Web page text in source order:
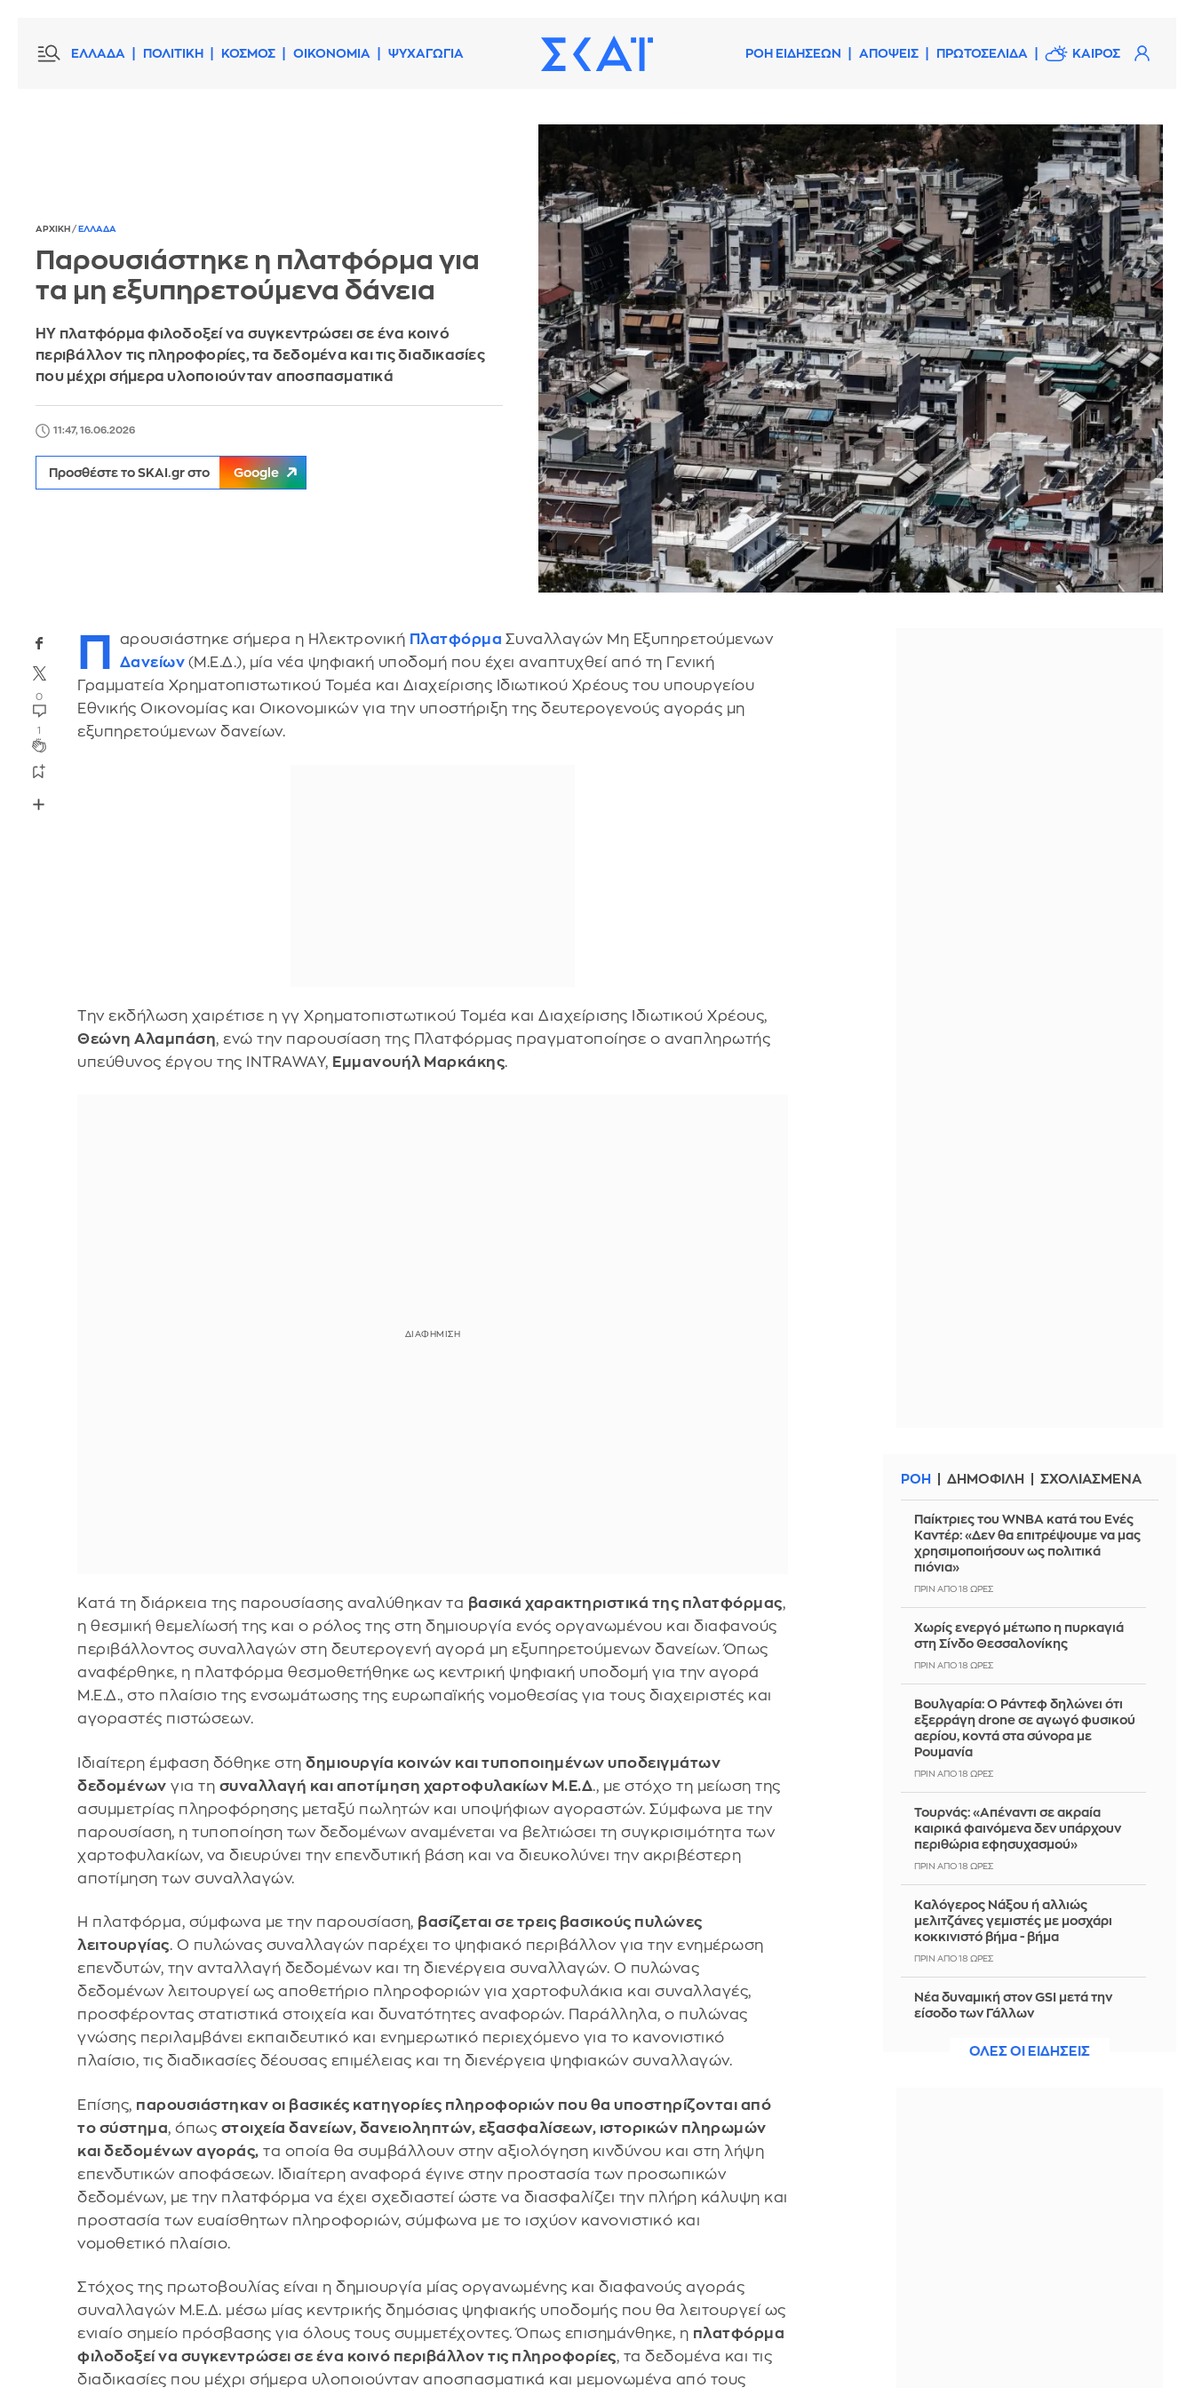
ΕΛΛΑΔΑ ΠΟΛΙΤΙΚΗ ΚΟΣΜΟΣ ΟΙΚΟΝΟΜΙΑ ΨΥΧΑΓΩΓΙΑ ΡΟΗ ΕΙΔΗΣΕΩΝ ΑΠΟΨΕΙΣ ΠΡΩΤΟΣΕΛΙΔΑ ΚΑΙΡΟΣ
ΑΡΧΙΚΗ / ΕΛΛΑΔΑ
Παρουσιάστηκε η πλατφόρμα για
τα μη εξυπηρετούμενα δάνεια
HY πλατφόρμα φιλοδοξεί να συγκεντρώσει σε ένα κοινό
περιβάλλον τις πληροφορίες, τα δεδομένα και τις διαδικασίες
που μέχρι σήμερα υλοποιούνταν αποσπασματικά
11:47, 16.06.2026
Προσθέστε το SKAI.gr στο Google
0
1
Π αρουσιάστηκε σήμερα η Ηλεκτρονική Πλατφόρμα Συναλλαγών Μη Εξυπηρετούμενων
Δανείων (Μ.Ε.Δ.), μία νέα ψηφιακή υποδομή που έχει αναπτυχθεί από τη Γενική
Γραμματεία Χρηματοπιστωτικού Τομέα και Διαχείρισης Ιδιωτικού Χρέους του υπουργείου
Εθνικής Οικονομίας και Οικονομικών για την υποστήριξη της δευτερογενούς αγοράς μη
εξυπηρετούμενων δανείων.
Την εκδήλωση χαιρέτισε η γγ Χρηματοπιστωτικού Τομέα και Διαχείρισης Ιδιωτικού Χρέους,
Θεώνη Αλαμπάση, ενώ την παρουσίαση της Πλατφόρμας πραγματοποίησε ο αναπληρωτής
υπεύθυνος έργου της INTRAWAY, Εμμανουήλ Μαρκάκης.
Κατά τη διάρκεια της παρουσίασης αναλύθηκαν τα βασικά χαρακτηριστικά της πλατφόρμας,
η θεσμική θεμελίωσή της και ο ρόλος της στη δημιουργία ενός οργανωμένου και διαφανούς
περιβάλλοντος συναλλαγών στη δευτερογενή αγορά μη εξυπηρετούμενων δανείων. Όπως
αναφέρθηκε, η πλατφόρμα θεσμοθετήθηκε ως κεντρική ψηφιακή υποδομή για την αγορά
Μ.Ε.Δ., στο πλαίσιο της ενσωμάτωσης της ευρωπαϊκής νομοθεσίας για τους διαχειριστές και
αγοραστές πιστώσεων.
Ιδιαίτερη έμφαση δόθηκε στηδημιουργία κοινών και τυποποιημένων υποδειγμάτων
δεδομένων για τη συναλλαγή και αποτίμηση χαρτοφυλακίων Μ.Ε.Δ., με στόχο τη μείωση της
ασυμμετρίας πληροφόρησης μεταξύ πωλητών και υποψήφιων αγοραστών. Σύμφωνα με την
παρουσίαση, η τυποποίηση των δεδομένων αναμένεται να βελτιώσει τη συγκρισιμότητα των
χαρτοφυλακίων, να διευρύνει την επενδυτική βάση και να διευκολύνει την ακριβέστερη
αποτίμηση των συναλλαγών.
Η πλατφόρμα, σύμφωνα με την παρουσίαση, βασίζεται σε τρεις βασικούς πυλώνες
λειτουργίας. Ο πυλώνας συναλλαγών παρέχει το ψηφιακό περιβάλλον για την ενημέρωση
επενδυτών, την ανταλλαγή δεδομένων και τη διενέργεια συναλλαγών. Ο πυλώνας
δεδομένων λειτουργεί ως αποθετήριο πληροφοριών για χαρτοφυλάκια και συναλλαγές,
προσφέροντας στατιστικά στοιχεία και δυνατότητες αναφορών. Παράλληλα, ο πυλώνας
γνώσης περιλαμβάνει εκπαιδευτικό και ενημερωτικό περιεχόμενο για το κανονιστικό
πλαίσιο, τις διαδικασίες δέουσας επιμέλειας και τη διενέργεια ψηφιακών συναλλαγών.
Επίσης, παρουσιάστηκαν οι βασικές κατηγορίες πληροφοριών που θα υποστηρίζονται από
το σύστημα, όπως στοιχεία δανείων, δανειοληπτών, εξασφαλίσεων, ιστορικών πληρωμών
και δεδομένων αγοράς, τα οποία θα συμβάλλουν στην αξιολόγηση κινδύνου και στη λήψη
επενδυτικών αποφάσεων. Ιδιαίτερη αναφορά έγινε στην προστασία των προσωπικών
δεδομένων, με την πλατφόρμα να έχει σχεδιαστεί ώστε να διασφαλίζει την πλήρη κάλυψη και
προστασία των ευαίσθητων πληροφοριών, σύμφωνα με το ισχύον κανονιστικό και
νομοθετικό πλαίσιο.
Στόχος της πρωτοβουλίας είναι η δημιουργία μίας οργανωμένης και διαφανούς αγοράς
συναλλαγών Μ.Ε.Δ. μέσω μίας κεντρικής δημόσιας ψηφιακής υποδομής που θα λειτουργεί ως
ενιαίο σημείο πρόσβασης για όλους τους συμμετέχοντες. Όπως επισημάνθηκε, η πλατφόρμα
φιλοδοξεί να συγκεντρώσει σε ένα κοινό περιβάλλον τις πληροφορίες, τα δεδομένα και τις
διαδικασίες που μέχρι σήμερα υλοποιούνταν αποσπασματικά και μεμονωμένα από τους
ΡΟΗ ΔΗΜΟΦΙΛΗ ΣΧΟΛΙΑΣΜΕΝΑ
Παίκτριες του WNBA κατά του Ενές
Καντέρ: «Δεν θα επιτρέψουμε να μας
χρησιμοποιήσουν ως πολιτικά
πιόνια»
ΠΡΙΝ ΑΠΌ 18 ΏΡΕΣ
Χωρίς ενεργό μέτωπο η πυρκαγιά
στη Σίνδο Θεσσαλονίκης
ΠΡΙΝ ΑΠΌ 18 ΏΡΕΣ
Βουλγαρία: Ο Ράντεφ δηλώνει ότι
εξερράγη drone σε αγωγό φυσικού
αερίου, κοντά στα σύνορα με
Ρουμανία
ΠΡΙΝ ΑΠΌ 18 ΏΡΕΣ
Τουρνάς: «Απέναντι σε ακραία
καιρικά φαινόμενα δεν υπάρχουν
περιθώρια εφησυχασμού»
ΠΡΙΝ ΑΠΌ 18 ΏΡΕΣ
Καλόγερος Νάξου ή αλλιώς
μελιτζάνες γεμιστές με μοσχάρι
κοκκινιστό βήμα - βήμα
ΠΡΙΝ ΑΠΌ 18 ΏΡΕΣ
Νέα δυναμική στον GSI μετά την
είσοδο των Γάλλων
ΟΛΕΣ ΟΙ ΕΙΔΗΣΕΙΣ